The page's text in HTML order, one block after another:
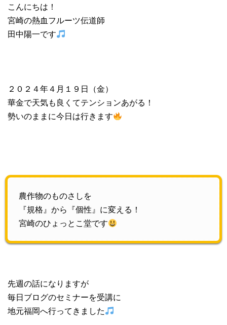
こんにちは！
宮崎の熱血フルーツ伝道師
田中陽一です
２０２４年４月１９日（金）
華金で天気も良くてテンションあがる！
勢いのままに今日は行きます
農作物のものさしを
『規格』から『個性』に変える！
宮崎のひょっとこ堂です
先週の話になりますが
毎日ブログのセミナーを受講に
地元福岡へ行ってきました